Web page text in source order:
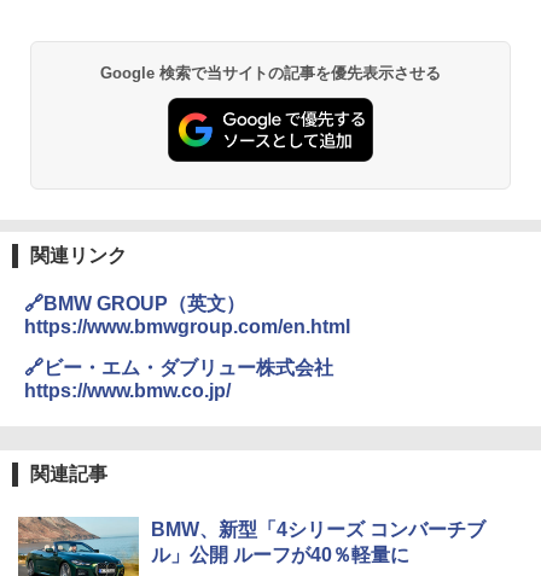
Google 検索で当サイトの記事を優先表示させる
関連リンク
🔗BMW GROUP（英文）
https://www.bmwgroup.com/en.html
🔗ビー・エム・ダブリュー株式会社
https://www.bmw.co.jp/
関連記事
BMW、新型「4シリーズ コンバーチブ
ル」公開 ルーフが40％軽量に